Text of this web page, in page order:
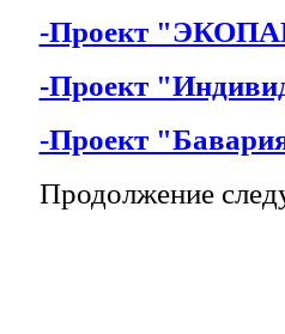
-Проект
-Проект
-Проект
Продолжение